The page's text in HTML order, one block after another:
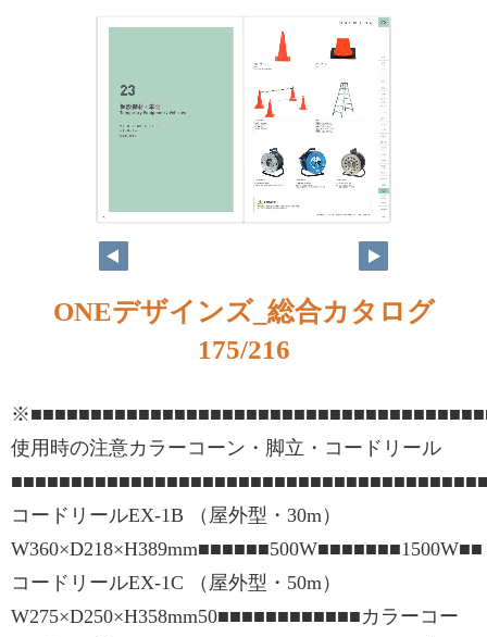
ONEデザインズ_総合カタログ
175/216
使用時の注意カラーコーン・脚立・コードリール
コードリールEX-1B （屋外型・30m）
W360×D218×H389mm■■■■■■500W■■■■■■■1500W■■
コードリールEX-1C （屋外型・50m）
W275×D250×H358mm50■■■■■■■■■■■■カラーコー